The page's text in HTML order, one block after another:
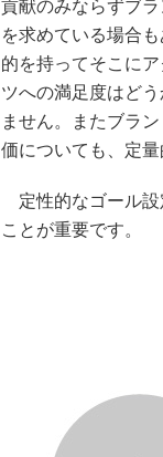
貢献のみならずブ
を求めている場合
的を持ってそこに
ツへの満足度はど
ません。またブラ
価についても、定
定性的なゴール設
ことが重要です。